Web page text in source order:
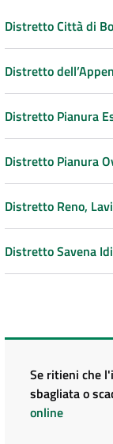
Distretto Città di
Distretto
Distretto Pianura
Distretto Pianura
Distretto Reno,
Distretto Savena
Se ritieni che
sbagliata o
online